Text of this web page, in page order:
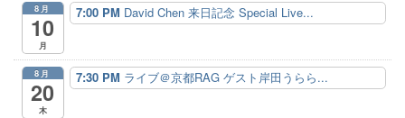
8月
10
月
7:00 PM David Chen 来日記念 Special Live...
8月
20
木
7:30 PM ライブ＠京都RAG ゲスト岸田うらら...